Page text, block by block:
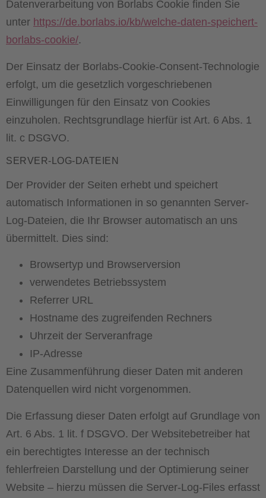
Datenverarbeitung von Borlabs Cookie finden Sie
unter https://de.borlabs.io/kb/welche-daten-speichert-
borlabs-cookie/.
Der Einsatz der Borlabs-Cookie-Consent-Technologie
erfolgt, um die gesetzlich vorgeschriebenen
Einwilligungen für den Einsatz von Cookies
einzuholen. Rechtsgrundlage hierfür ist Art. 6 Abs. 1
lit. c DSGVO.
SERVER-LOG-DATEIEN
Der Provider der Seiten erhebt und speichert
automatisch Informationen in so genannten Server-
Log-Dateien, die Ihr Browser automatisch an uns
übermittelt. Dies sind:
Browsertyp und Browserversion
verwendetes Betriebssystem
Referrer URL
Hostname des zugreifenden Rechners
Uhrzeit der Serveranfrage
IP-Adresse
Eine Zusammenführung dieser Daten mit anderen
Datenquellen wird nicht vorgenommen.
Die Erfassung dieser Daten erfolgt auf Grundlage von
Art. 6 Abs. 1 lit. f DSGVO. Der Websitebetreiber hat
ein berechtigtes Interesse an der technisch
fehlerfreien Darstellung und der Optimierung seiner
Website – hierzu müssen die Server-Log-Files erfasst